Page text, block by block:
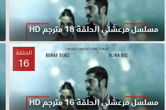
مسلسل مرعشلي الحلقة 18 مترجم HD
الحلقة
16
مسلسل مرعشلي الحلقة 16 مترجم HD